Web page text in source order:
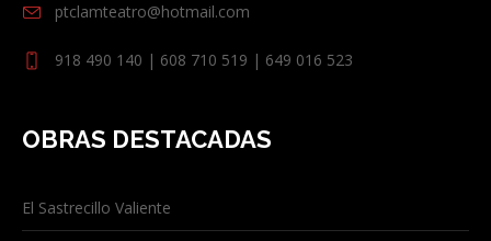
ptclamteatro@hotmail.com
918 490 140 | 608 710 519 | 649 016 523
OBRAS DESTACADAS
El Sastrecillo Valiente